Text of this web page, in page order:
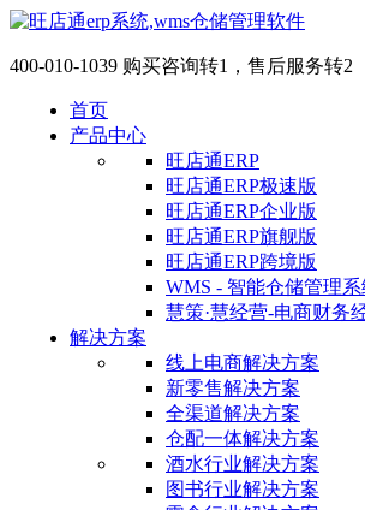
400-010-1039 购买咨询转1，售后服务转2
首页
产品中心
旺店通ERP
旺店通ERP极速版
旺店通ERP企业版
旺店通ERP旗舰版
旺店通ERP跨境版
WMS - 智能仓储管理
慧策·慧经营-电商财务
解决方案
线上电商解决方案
新零售解决方案
全渠道解决方案
仓配一体解决方案
酒水行业解决方案
图书行业解决方案